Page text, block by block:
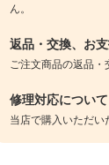
ん。
返品・交換、お
ご注文商品の返品・
修理対応について
当店で購入いただい